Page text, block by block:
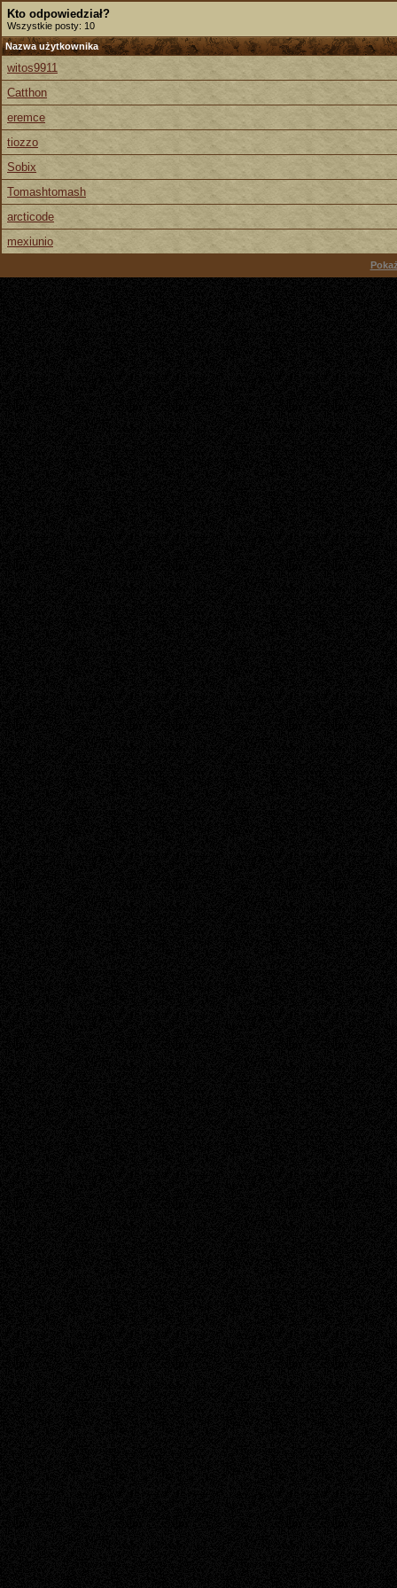
Kto odpowiedział?
Wszystkie posty: 10
Nazwa użytkownika
witos9911
Catthon
eremce
tiozzo
Sobix
Tomashtomash
arcticode
mexiunio